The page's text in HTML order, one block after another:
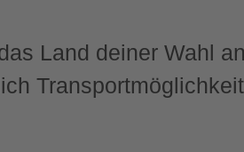
Land deiner Wahl